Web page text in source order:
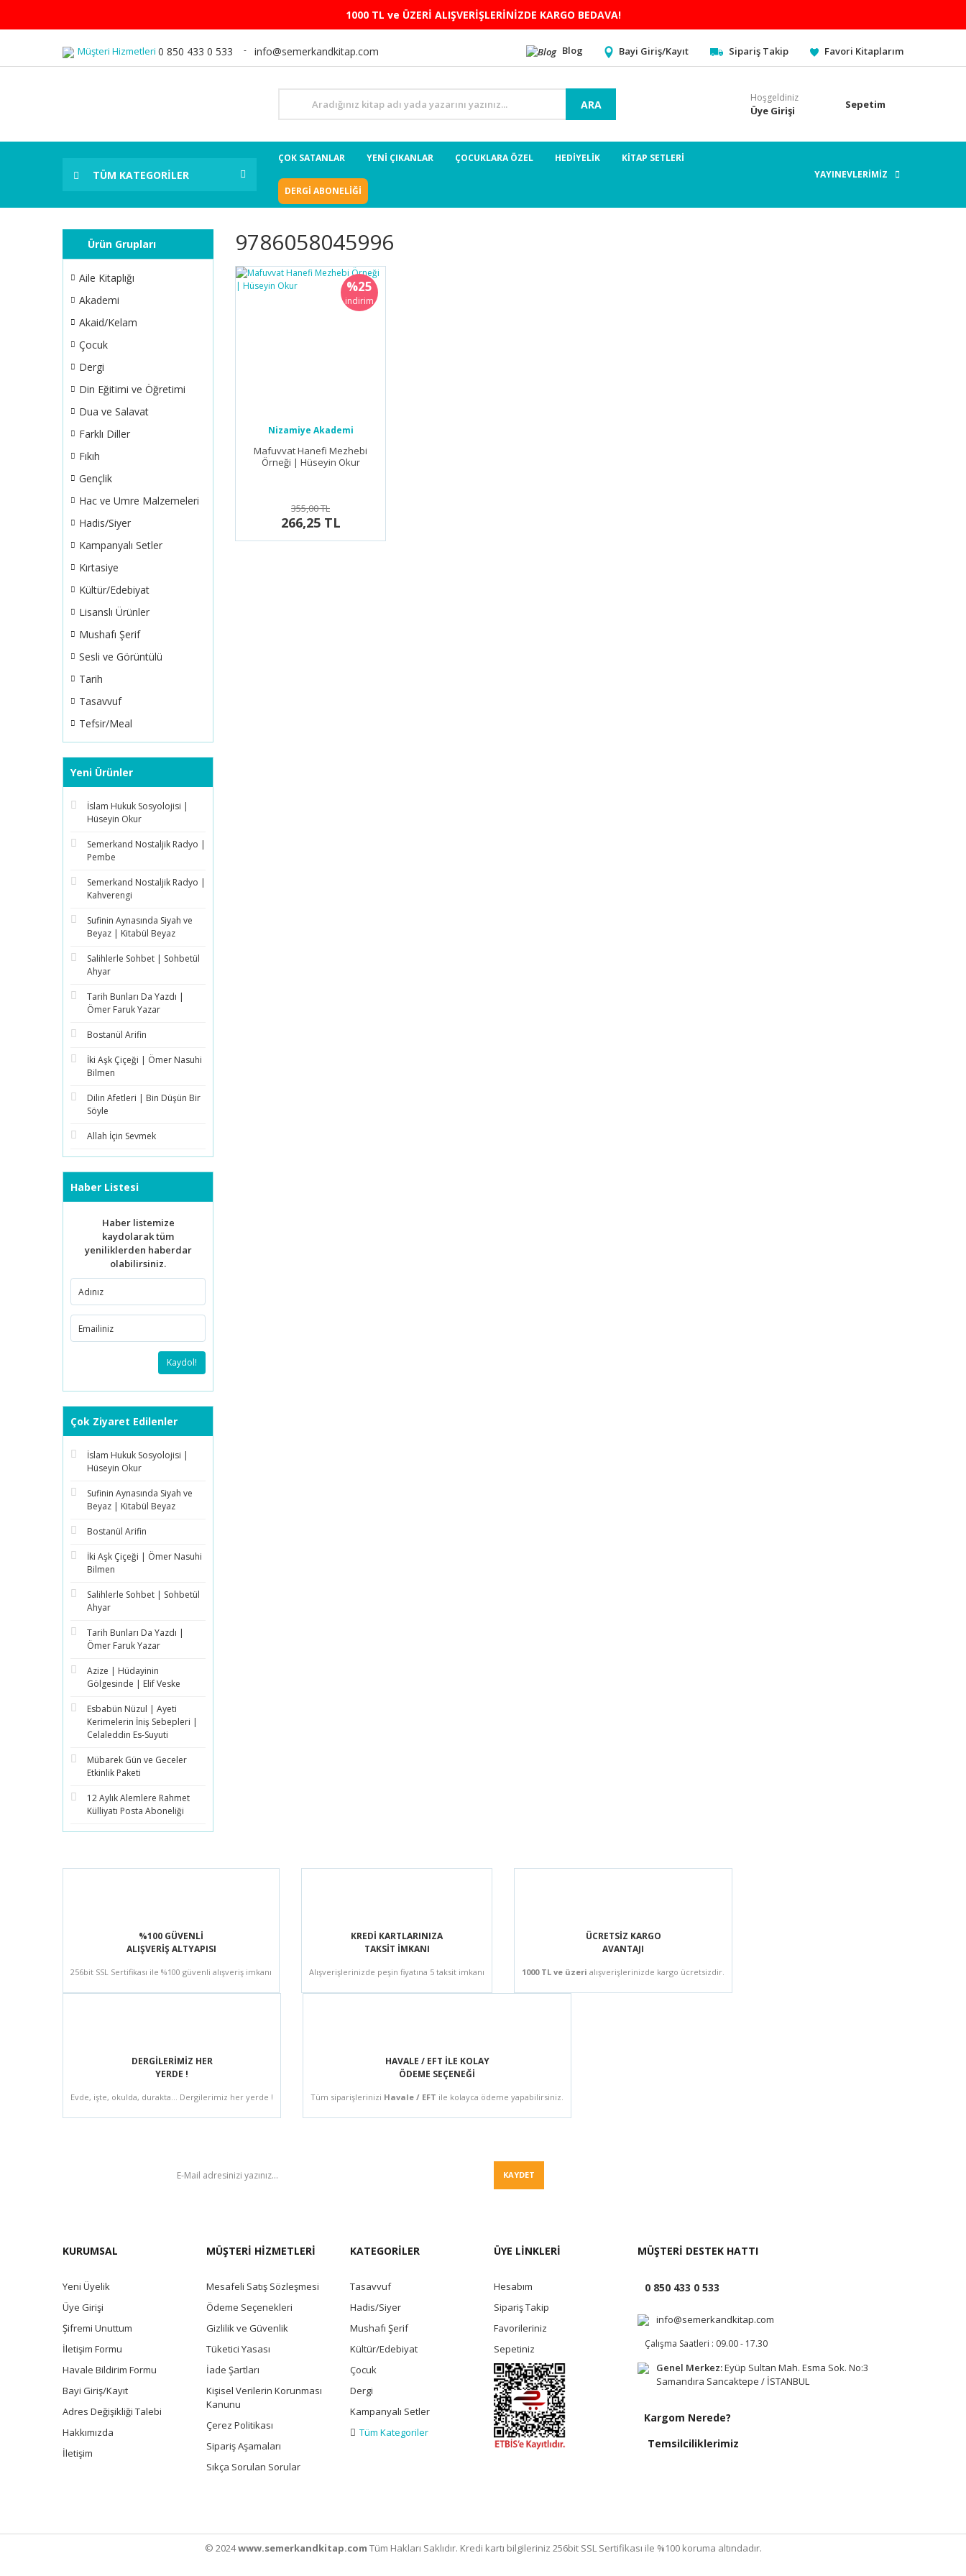
1000 TL ve ÜZERİ ALIŞVERİŞLERİNİZDE KARGO BEDAVA!
Müşteri Hizmetleri 0 850 433 0 533 info@semerkandkitap.com Blog Bayi Giriş/Kayıt Sipariş Takip Favori Kitaplarım
ARA
Hoşgeldiniz
Üye Girişi Sepetim
TÜM KATEGORİLER
ÇOK SATANLAR YENİ ÇIKANLAR ÇOCUKLARA ÖZEL HEDİYELİK KİTAP SETLERİ
DERGİ ABONELİĞİ
YAYINEVLERİMİZ
Ürün Grupları
Aile Kitaplığı
Akademi
Akaid/Kelam
Çocuk
Dergi
Din Eğitimi ve Öğretimi
Dua ve Salavat
Farklı Diller
Fıkıh
Gençlik
Hac ve Umre Malzemeleri
Hadis/Siyer
Kampanyalı Setler
Kırtasiye
Kültür/Edebiyat
Lisanslı Ürünler
Mushafı Şerif
Sesli ve Görüntülü
Tarih
Tasavvuf
Tefsir/Meal
Yeni Ürünler
İslam Hukuk Sosyolojisi |
Hüseyin Okur
Semerkand Nostaljik Radyo |
Pembe
Semerkand Nostaljik Radyo |
Kahverengi
Sufinin Aynasında Siyah ve
Beyaz | Kitabül Beyaz
Salihlerle Sohbet | Sohbetül
Ahyar
Tarih Bunları Da Yazdı |
Ömer Faruk Yazar
Bostanül Arifin
İki Aşk Çiçeği | Ömer Nasuhi
Bilmen
Dilin Afetleri | Bin Düşün Bir
Söyle
Allah İçin Sevmek
Haber Listesi
Haber listemize
kaydolarak tüm
yeniliklerden haberdar
olabilirsiniz.
Kaydol!
Çok Ziyaret Edilenler
İslam Hukuk Sosyolojisi |
Hüseyin Okur
Sufinin Aynasında Siyah ve
Beyaz | Kitabül Beyaz
Bostanül Arifin
İki Aşk Çiçeği | Ömer Nasuhi
Bilmen
Salihlerle Sohbet | Sohbetül
Ahyar
Tarih Bunları Da Yazdı |
Ömer Faruk Yazar
Azize | Hüdayinin
Gölgesinde | Elif Veske
Esbabün Nüzul | Ayeti
Kerimelerin İniş Sebepleri |
Celaleddin Es-Suyuti
Mübarek Gün ve Geceler
Etkinlik Paketi
12 Aylık Alemlere Rahmet
Külliyatı Posta Aboneliği
9786058045996
%25
indirim
Nizamiye Akademi
Yayınları
Mafuvvat Hanefi Mezhebi
Örneği | Hüseyin Okur
355,00 TL
266,25 TL
%100 GÜVENLİ
ALIŞVERİŞ ALTYAPISI
256bit SSL Sertifikası ile %100 güvenli alışveriş imkanı
KREDİ KARTLARINIZA
TAKSİT İMKANI
Alışverişlerinizde peşin fiyatına 5 taksit imkanı
ÜCRETSİZ KARGO
AVANTAJI
1000 TL ve üzeri alışverişlerinizde kargo ücretsizdir.
DERGİLERİMİZ HER
YERDE !
Evde, işte, okulda, durakta... Dergilerimiz her yerde !
HAVALE / EFT İLE KOLAY
ÖDEME SEÇENEĞİ
Tüm siparişlerinizi Havale / EFT ile kolayca ödeme yapabilirsiniz.
KAYDET
KURUMSAL
Yeni Üyelik
Üye Girişi
Şifremi Unuttum
İletişim Formu
Havale Bildirim Formu
Bayi Giriş/Kayıt
Adres Değişikliği Talebi
Hakkımızda
İletişim
MÜŞTERİ HİZMETLERİ
Mesafeli Satış Sözleşmesi
Ödeme Seçenekleri
Gizlilik ve Güvenlik
Tüketici Yasası
İade Şartları
Kişisel Verilerin Korunması
Kanunu
Çerez Politikası
Sipariş Aşamaları
Sıkça Sorulan Sorular
KATEGORİLER
Tasavvuf
Hadis/Siyer
Mushafı Şerif
Kültür/Edebiyat
Çocuk
Dergi
Kampanyalı Setler
Tüm Kategoriler
ÜYE LİNKLERİ
Hesabım
Sipariş Takip
Favorileriniz
Sepetiniz
MÜŞTERİ DESTEK HATTI
0 850 433 0 533
info@semerkandkitap.com
Çalışma Saatleri : 09.00 - 17.30
Genel Merkez:Eyüp Sultan Mah. Esma Sok. No:3
Samandıra Sancaktepe / İSTANBUL
Kargom Nerede?
Temsilciliklerimiz
© 2024www.semerkandkitap.com Tüm Hakları Saklıdır. Kredi kartı bilgileriniz 256bit SSL Sertifikası ile %100 koruma altındadır.